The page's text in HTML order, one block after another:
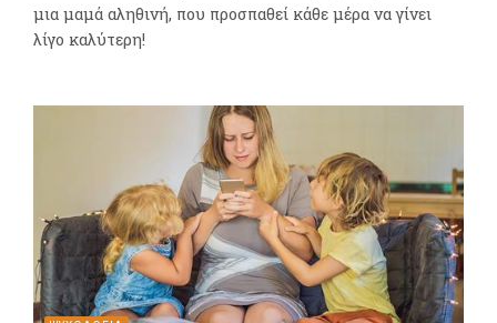
μια μαμά αληθινή, που προσπαθεί κάθε μέρα να γίνει
λίγο καλύτερη!